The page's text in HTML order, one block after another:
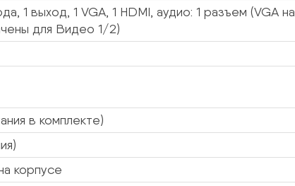
1 выход, 1 VGA, 1 HDMI, аудио: 1 разъем (VGA на
для Видео 1/2)
в комплекте)
корпусе